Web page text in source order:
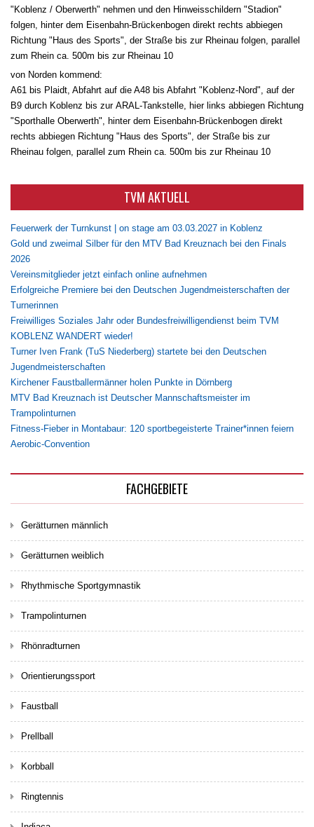
"Koblenz / Oberwerth" nehmen und den Hinweisschildern "Stadion"
folgen, hinter dem Eisenbahn-Brückenbogen direkt rechts abbiegen
Richtung "Haus des Sports", der Straße bis zur Rheinau folgen, parallel
zum Rhein ca. 500m bis zur Rheinau 10
von Norden kommend:
A61 bis Plaidt, Abfahrt auf die A48 bis Abfahrt "Koblenz-Nord", auf der
B9 durch Koblenz bis zur ARAL-Tankstelle, hier links abbiegen Richtung
"Sporthalle Oberwerth", hinter dem Eisenbahn-Brückenbogen direkt
rechts abbiegen Richtung "Haus des Sports", der Straße bis zur
Rheinau folgen, parallel zum Rhein ca. 500m bis zur Rheinau 10
TVM AKTUELL
Feuerwerk der Turnkunst | on stage am 03.03.2027 in Koblenz
Gold und zweimal Silber für den MTV Bad Kreuznach bei den Finals
2026
Vereinsmitglieder jetzt einfach online aufnehmen
Erfolgreiche Premiere bei den Deutschen Jugendmeisterschaften der
Turnerinnen
Freiwilliges Soziales Jahr oder Bundesfreiwilligendienst beim TVM
KOBLENZ WANDERT wieder!
Turner Iven Frank (TuS Niederberg) startete bei den Deutschen
Jugendmeisterschaften
Kirchener Faustballermänner holen Punkte in Dörnberg
MTV Bad Kreuznach ist Deutscher Mannschaftsmeister im
Trampolinturnen
Fitness-Fieber in Montabaur: 120 sportbegeisterte Trainer*innen feiern
Aerobic-Convention
FACHGEBIETE
Gerätturnen männlich
Gerätturnen weiblich
Rhythmische Sportgymnastik
Trampolinturnen
Rhönradturnen
Orientierungssport
Faustball
Prellball
Korbball
Ringtennis